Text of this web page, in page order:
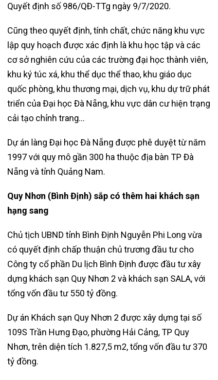
Quyết định số 986/QĐ-TTg ngày 9/7/2020.
Cũng theo quyết định, tính chất, chức năng khu vực
lập quy hoạch được xác định là khu học tập và các
cơ sở nghiên cứu của các trường đại học thành viên,
khu ký túc xá, khu thể dục thể thao, khu giáo dục
quốc phòng, khu thương mại, dịch vụ, khu dự trữ phát
triển của Đại học Đà Nẵng, khu vực dân cư hiện trạng
cải tạo chỉnh trang…
Dự án làng Đại học Đà Nẵng được phê duyệt từ năm
1997 với quy mô gần 300 ha thuộc địa bàn TP Đà
Nẵng và tỉnh Quảng Nam.
Quy Nhơn (Bình Định) sắp có thêm hai khách sạn
hạng sang
Chủ tịch UBND tỉnh Bình Định Nguyễn Phi Long vừa
có quyết định chấp thuận chủ trương đầu tư cho
Công ty cổ phần Du lịch Bình Định được đầu tư xây
dựng khách sạn Quy Nhơn 2 và khách sạn SALA, với
tổng vốn đầu tư 550 tỷ đồng.
Dự án Khách sạn Quy Nhơn 2 được xây dựng tại số
109S Trần Hưng Đạo, phường Hải Cảng, TP Quy
Nhơn, trên diện tích 1.827,5 m2, tổng vốn đầu tư 370
tỷ đồng.